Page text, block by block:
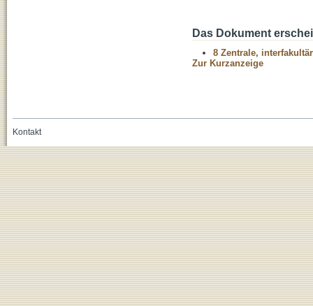
Das Dokument
8 Zentrale,
Zur Kurzanzeige
Kontakt